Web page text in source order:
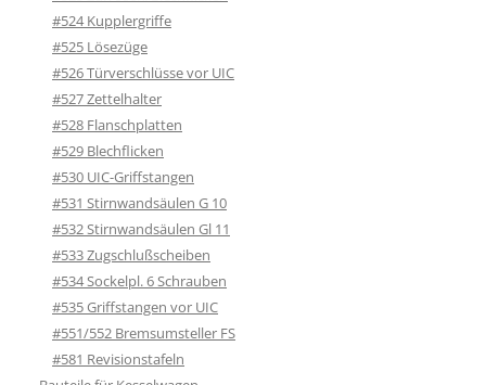
#524 Kupplergriffe
#525 Lösezüge
#526 Türverschlüsse vor UIC
#527 Zettelhalter
#528 Flanschplatten
#529 Blechflicken
#530 UIC-Griffstangen
#531 Stirnwandsäulen G 10
#532 Stirnwandsäulen Gl 11
#533 Zugschlußscheiben
#534 Sockelpl. 6 Schrauben
#535 Griffstangen vor UIC
#551/552 Bremsumsteller FS
#581 Revisionstafeln